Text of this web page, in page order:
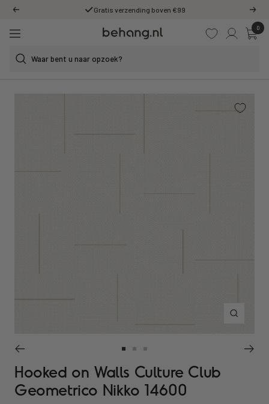
naar
content
Vorige Gratis verzending boven €99
0
Behang.nl
Navigatie
Inzoomen
naar
slide
1
naar
slide
2
naar
slide
3
Hooked on Walls Culture Club
Geometrico Nikko 14600